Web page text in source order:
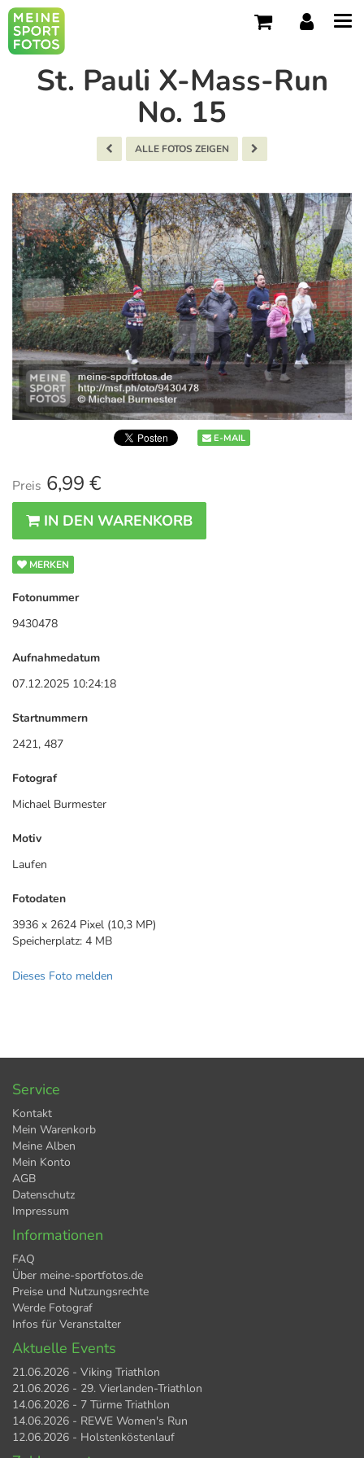
St. Pauli X-Mass-Run
No. 15
ALLE FOTOS ZEIGEN
E-MAIL
Preis 6,99 €
IN DEN WARENKORB
MERKEN
Fotonummer
9430478
Aufnahmedatum
07.12.2025 10:24:18
Startnummern
2421, 487
Fotograf
Michael Burmester
Motiv
Laufen
Fotodaten
3936 x 2624 Pixel (10,3 MP)
Speicherplatz: 4 MB
Dieses Foto melden
Service
Kontakt
Mein Warenkorb
Meine Alben
Mein Konto
AGB
Datenschutz
Impressum
Informationen
FAQ
Über meine-sportfotos.de
Preise und Nutzungsrechte
Werde Fotograf
Infos für Veranstalter
Aktuelle Events
21.06.2026 - Viking Triathlon
21.06.2026 - 29. Vierlanden-Triathlon
14.06.2026 - 7 Türme Triathlon
14.06.2026 - REWE Women's Run
12.06.2026 - Holstenköstenlauf